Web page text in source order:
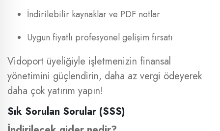
İndirilebilir kaynaklar ve PDF notlar
Uygun fiyatlı profesyonel gelişim fırsatı
Vidoport üyeliğiyle işletmenizin finansal
yönetimini güçlendirin, daha az vergi ödeyerek
daha çok yatırım yapın!
Sık Sorulan Sorular (SSS)